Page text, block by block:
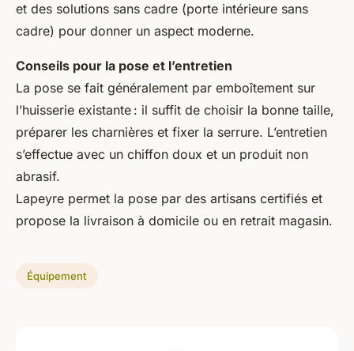
et des solutions sans cadre (porte intérieure sans
cadre) pour donner un aspect moderne.
Conseils pour la pose et l’entretien
La pose se fait généralement par emboîtement sur
l’huisserie existante : il suffit de choisir la bonne taille,
préparer les charnières et fixer la serrure. L’entretien
s’effectue avec un chiffon doux et un produit non
abrasif.
Lapeyre permet la pose par des artisans certifiés et
propose la livraison à domicile ou en retrait magasin.
Équipement